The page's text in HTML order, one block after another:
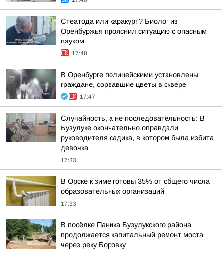
Стеатода или каракурт? Биолог из
Оренбуржья прояснил ситуацию с опасным
пауком
17:48
В Оренбурге полицейскими установлены
граждане, сорвавшие цветы в сквере
17:47
Случайность, а не последовательность: В
Бузулуке окончательно оправдали
руководителя садика, в котором была избита
девочка
17:33
В Орске к зиме готовы 35% от общего числа
образовательных организаций
17:33
В посёлке Паника Бузулукского района
продолжается капитальный ремонт моста
через реку Боровку